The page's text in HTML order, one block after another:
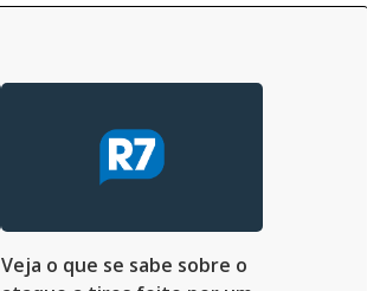
Veja o que se sabe sobre o